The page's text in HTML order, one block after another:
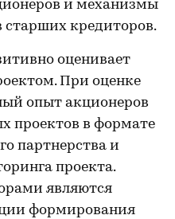
и механизмы
старших кредиторов.
оценивает
При оценке
опыт акционеров
проектов в формате
партнерства и
проекта.
являются
формирования